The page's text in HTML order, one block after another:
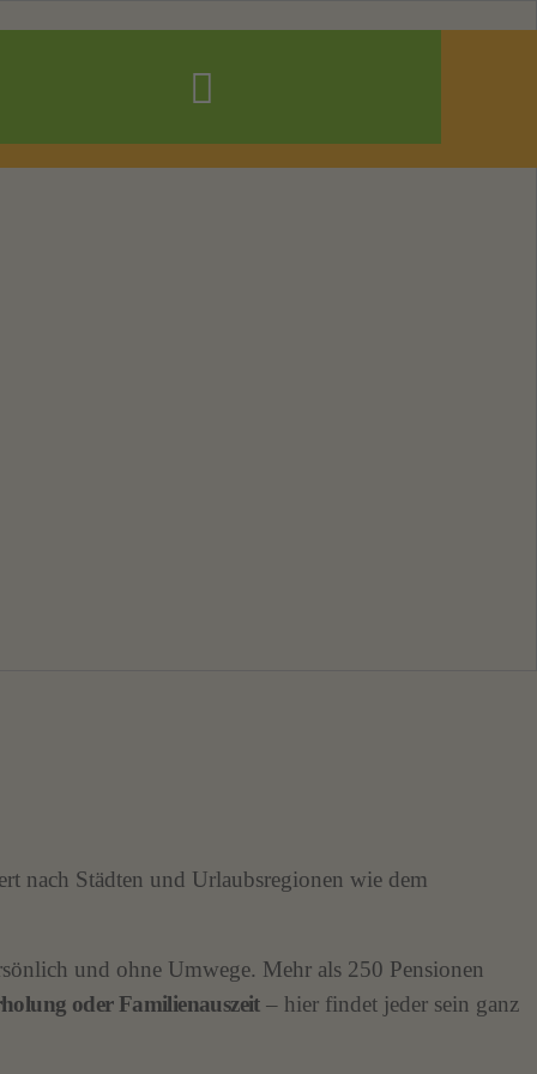
nach Städten und Urlaubsregionen wie dem
und ohne Umwege. Mehr als 250 Pensionen
oder Familienauszeit– hier findet jeder sein ganz